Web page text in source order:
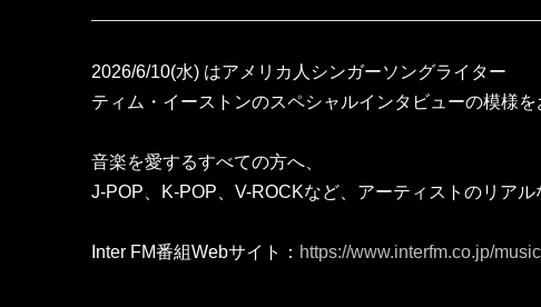
2026/6/10(水) はアメリカ人シンガーソングライター
ティム・イーストンのスペシャルインタビューの模様を
音楽を愛するすべての方へ、
J-POP、K-POP、V-ROCKなど、アーティストのリアル
Inter FM番組Webサイト： https://www.interfm.co.jp/